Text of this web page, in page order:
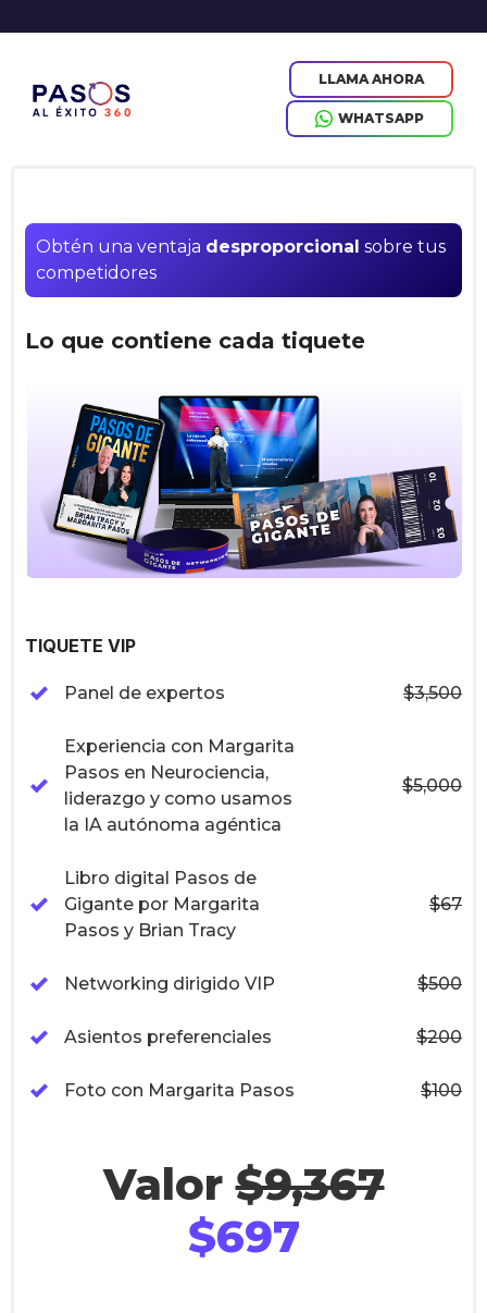
LLAMA AHORA
WHATSAPP
Obtén una ventaja desproporcional sobre tus
competidores
Lo que contiene cada tiquete
TIQUETE VIP
Panel de expertos $3,500
Experiencia con Margarita
Pasos en Neurociencia,
liderazgo y como usamos
la IA autónoma agéntica
$5,000
Libro digital Pasos de
Gigante por Margarita
Pasos y Brian Tracy
$67
Networking dirigido VIP $500
Asientos preferenciales $200
Foto con Margarita Pasos $100
Valor $9,367
$697